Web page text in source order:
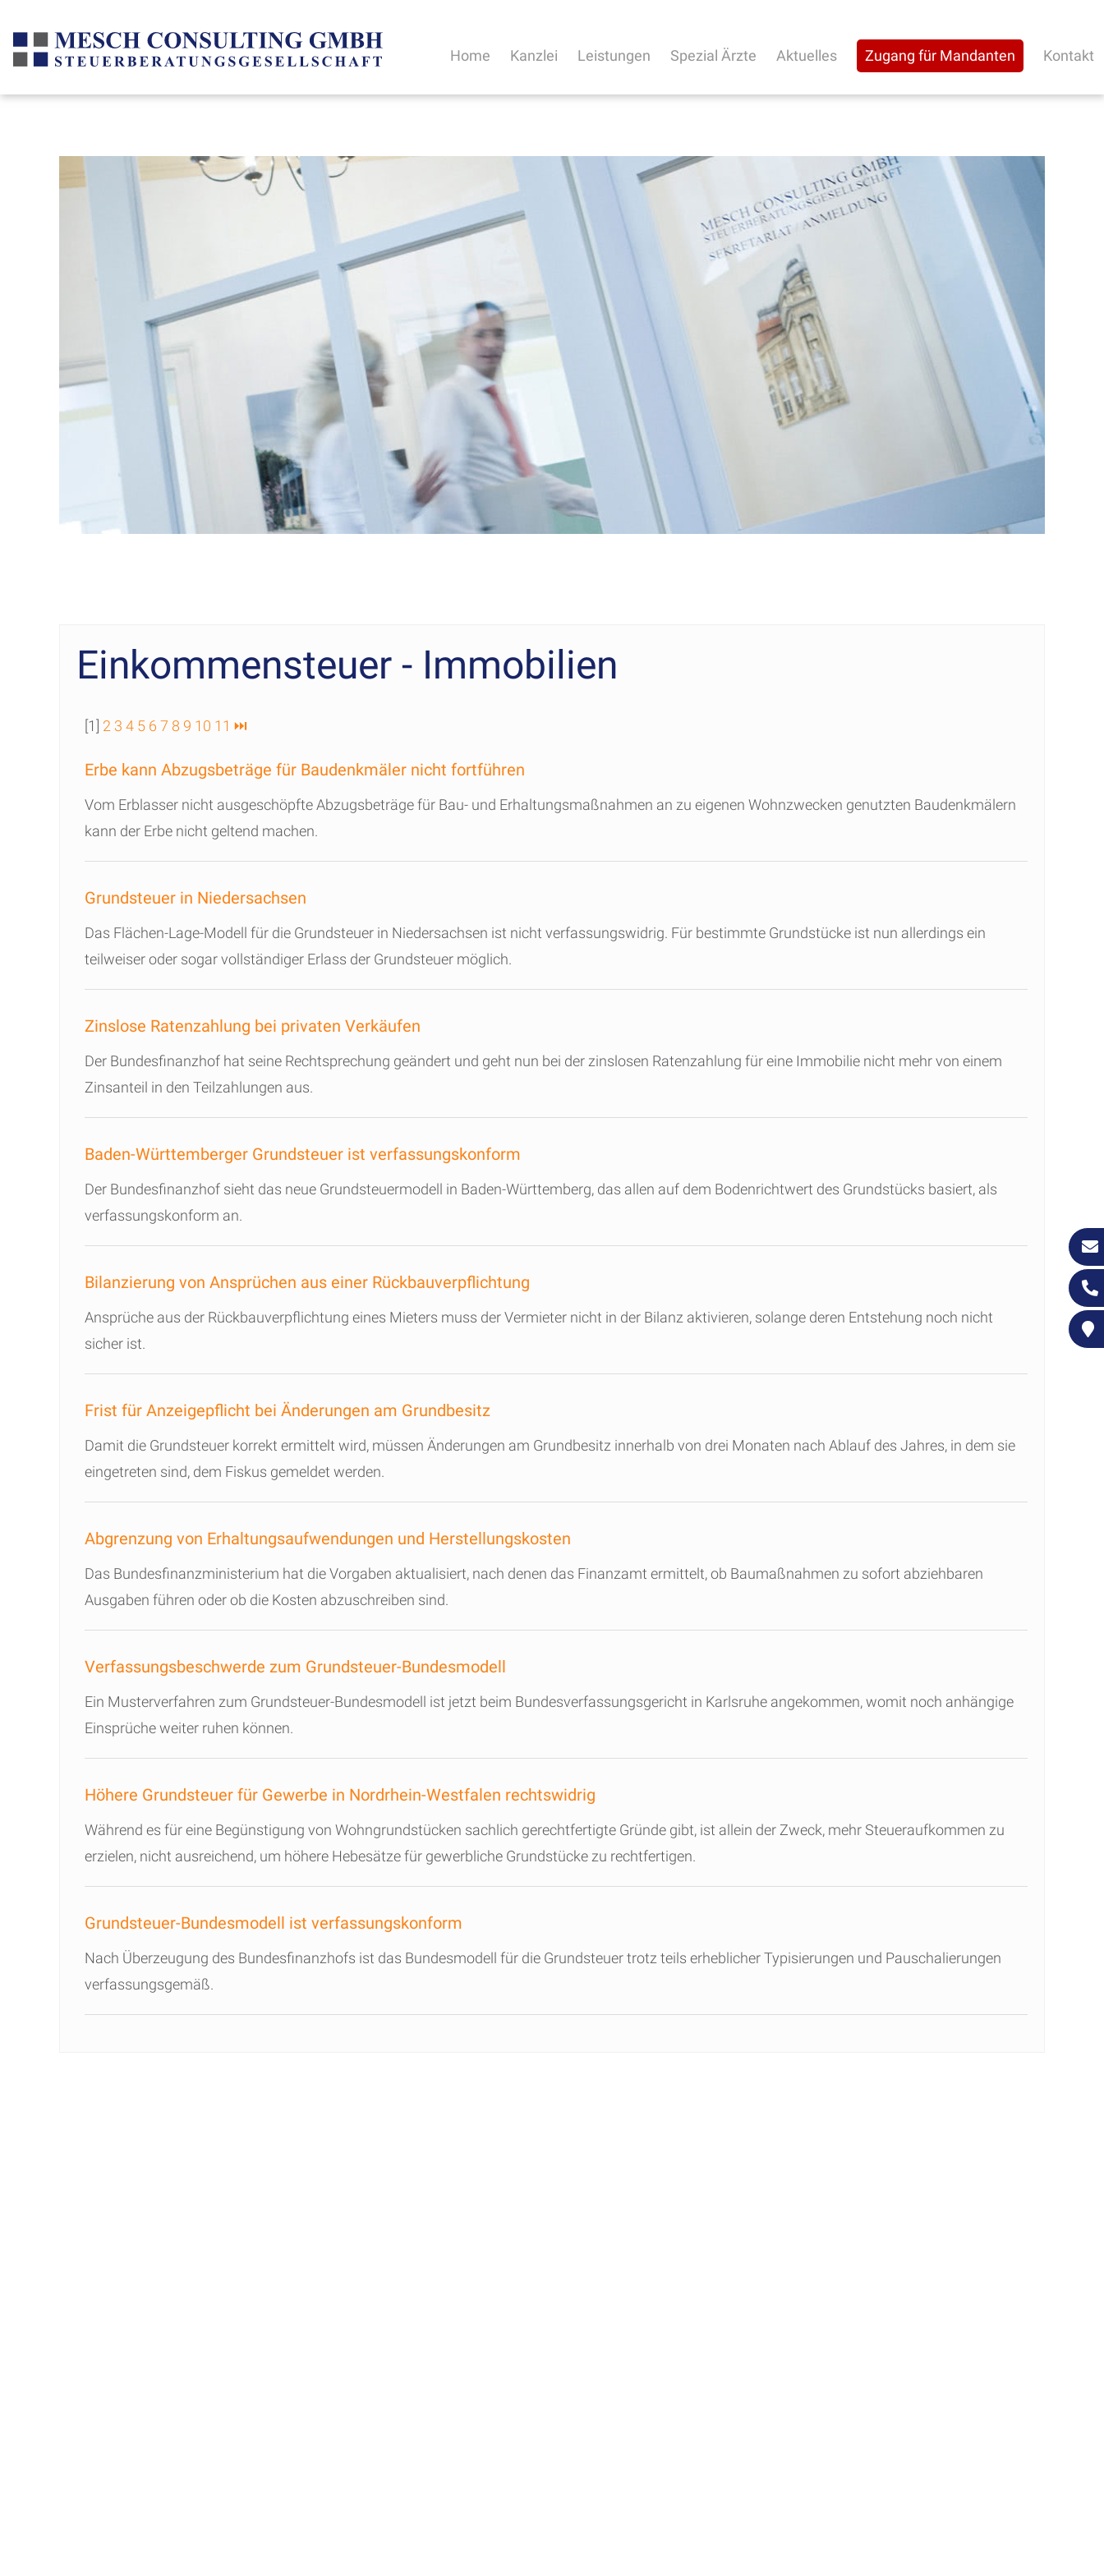
Home Kanzlei Leistungen Spezial Ärzte Aktuelles Zugang für Mandanten Kontakt
Einkommensteuer - Immobilien
[1] 2 3 4 5 6 7 8 9 10 11 ⏭
Erbe kann Abzugsbeträge für Baudenkmäler nicht fortführen
Vom Erblasser nicht ausgeschöpfte Abzugsbeträge für Bau- und Erhaltungsmaßnahmen an zu eigenen Wohnzwecken genutzten Baudenkmälern
kann der Erbe nicht geltend machen.
Grundsteuer in Niedersachsen
Das Flächen-Lage-Modell für die Grundsteuer in Niedersachsen ist nicht verfassungswidrig. Für bestimmte Grundstücke ist nun allerdings ein
teilweiser oder sogar vollständiger Erlass der Grundsteuer möglich.
Zinslose Ratenzahlung bei privaten Verkäufen
Der Bundesfinanzhof hat seine Rechtsprechung geändert und geht nun bei der zinslosen Ratenzahlung für eine Immobilie nicht mehr von einem
Zinsanteil in den Teilzahlungen aus.
Baden-Württemberger Grundsteuer ist verfassungskonform
Der Bundesfinanzhof sieht das neue Grundsteuermodell in Baden-Württemberg, das allen auf dem Bodenrichtwert des Grundstücks basiert, als
verfassungskonform an.
Bilanzierung von Ansprüchen aus einer Rückbauverpflichtung
Ansprüche aus der Rückbauverpflichtung eines Mieters muss der Vermieter nicht in der Bilanz aktivieren, solange deren Entstehung noch nicht
sicher ist.
Frist für Anzeigepflicht bei Änderungen am Grundbesitz
Damit die Grundsteuer korrekt ermittelt wird, müssen Änderungen am Grundbesitz innerhalb von drei Monaten nach Ablauf des Jahres, in dem sie
eingetreten sind, dem Fiskus gemeldet werden.
Abgrenzung von Erhaltungsaufwendungen und Herstellungskosten
Das Bundesfinanzministerium hat die Vorgaben aktualisiert, nach denen das Finanzamt ermittelt, ob Baumaßnahmen zu sofort abziehbaren
Ausgaben führen oder ob die Kosten abzuschreiben sind.
Verfassungsbeschwerde zum Grundsteuer-Bundesmodell
Ein Musterverfahren zum Grundsteuer-Bundesmodell ist jetzt beim Bundesverfassungsgericht in Karlsruhe angekommen, womit noch anhängige
Einsprüche weiter ruhen können.
Höhere Grundsteuer für Gewerbe in Nordrhein-Westfalen rechtswidrig
Während es für eine Begünstigung von Wohngrundstücken sachlich gerechtfertigte Gründe gibt, ist allein der Zweck, mehr Steueraufkommen zu
erzielen, nicht ausreichend, um höhere Hebesätze für gewerbliche Grundstücke zu rechtfertigen.
Grundsteuer-Bundesmodell ist verfassungskonform
Nach Überzeugung des Bundesfinanzhofs ist das Bundesmodell für die Grundsteuer trotz teils erheblicher Typisierungen und Pauschalierungen
verfassungsgemäß.